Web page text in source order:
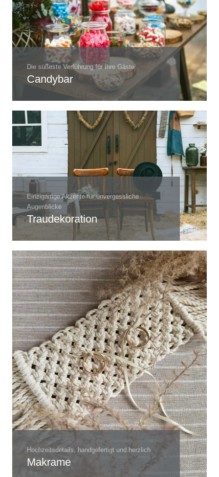
Die süßeste Verführung für Ihre Gäste
Candybar
Einzigartige Akzente für unvergessliche
Augenblicke
Traudekoration
Hochzeitsdetails, handgefertigt und herzlich
Makrame